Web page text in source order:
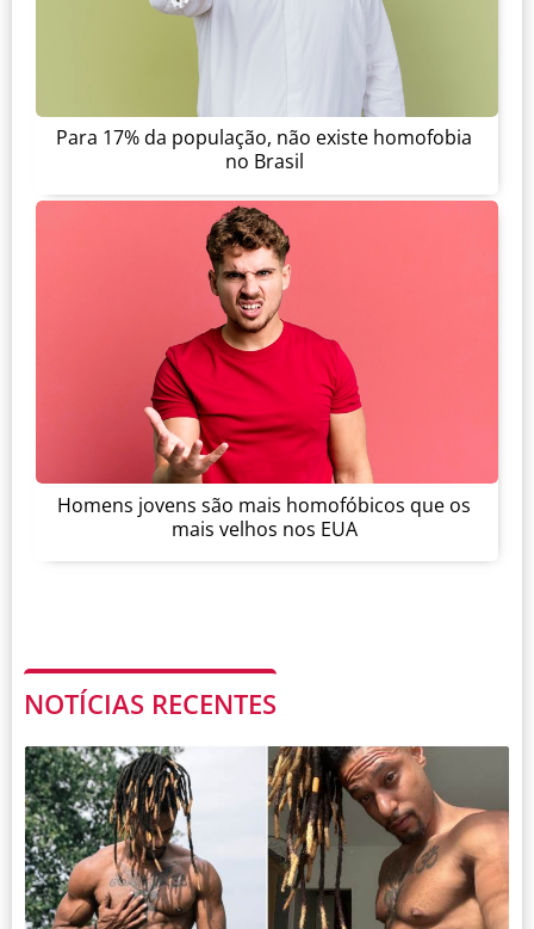
Para 17% da população, não existe homofobia
no Brasil
Homens jovens são mais homofóbicos que os
mais velhos nos EUA
NOTÍCIAS RECENTES